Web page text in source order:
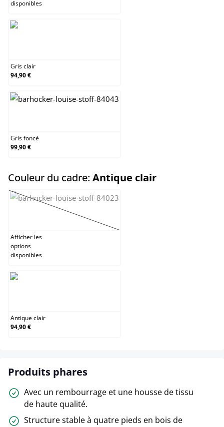
disponibles
Gris clair
94,90 €
Gris foncé
99,90 €
Couleur du cadre: Antique clairselect
Antique
(Cette option n'est pas disponible pour le moment.)
Afficher les
options
disponibles
Antique clair
94,90 €
Produits phares
Avec un rembourrage et une housse de tissu
de haute qualité.
Structure stable à quatre pieds en bois de